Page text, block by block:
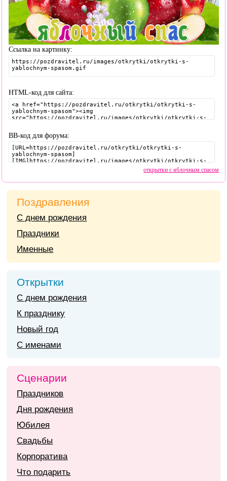
Ссылка на картинку:
HTML-код для сайта:
BB-код для форума:
открытки с яблочным спасом
Поздравления
С днем рождения
Праздники
Именные
Открытки
С днем рождения
К празднику
Новый год
С именами
Сценарии
Праздников
Дня рождения
Юбилея
Свадьбы
Корпоратива
Что подарить